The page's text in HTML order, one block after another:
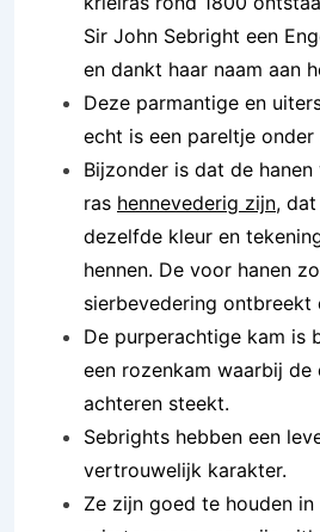
Sir John Sebright een
en dankt haar naam aan
Deze parmantige en
echt is een pareltje onder
Bijzonder is dat de hanen
ras hennevederig zijn,
dezelfde kleur en
hennen. De voor hanen
sierbevedering ontbreekt
De purperachtige kam is
een rozenkam waarbij
achteren steekt.
Sebrights hebben een
vertrouwelijk karakter.
Ze zijn goed te houden